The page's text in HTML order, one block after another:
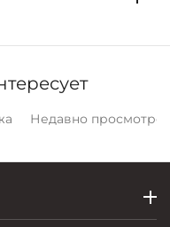
Недавно